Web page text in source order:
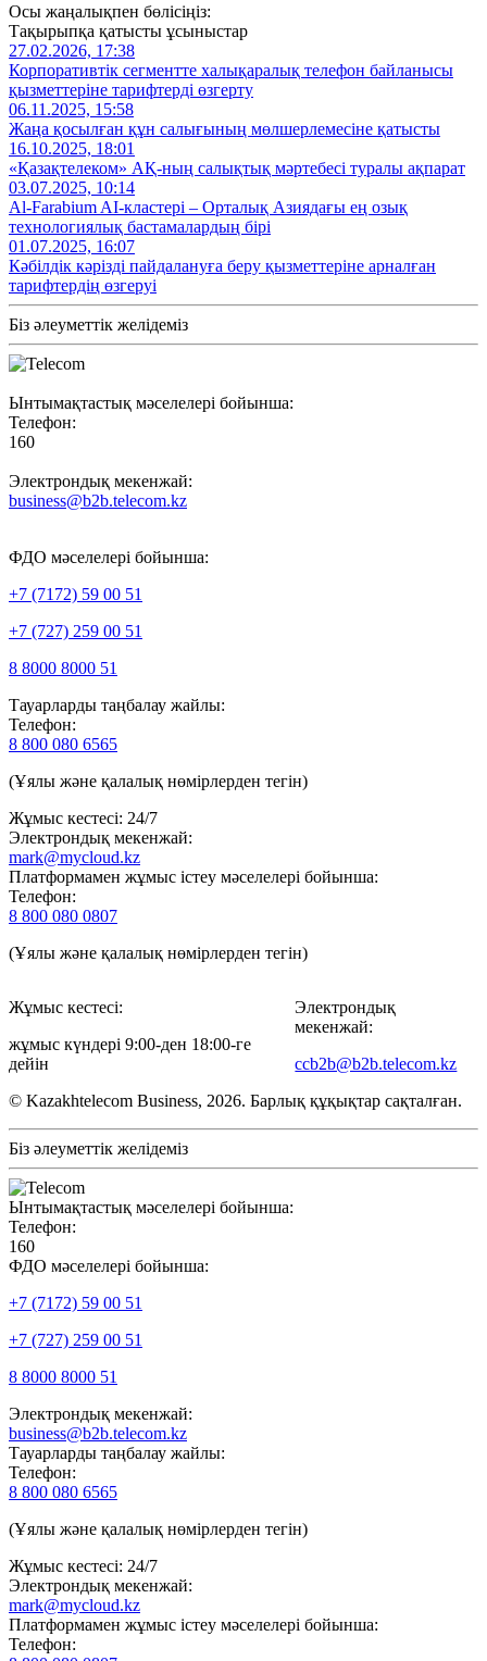
Осы жаңалықпен бөлісіңіз:
Тақырыпқа қатысты ұсыныстар
27.02.2026, 17:38
Корпоративтік сегментте халықаралық телефон байланысы
қызметтеріне тарифтерді өзгерту
06.11.2025, 15:58
Жаңа қосылған құн салығының мөлшерлемесіне қатысты
16.10.2025, 18:01
«Қазақтелеком» АҚ-ның салықтық мәртебесі туралы ақпарат
03.07.2025, 10:14
Al‑Farabium AI‑кластері – Орталық Азиядағы ең озық
технологиялық бастамалардың бірі
01.07.2025, 16:07
Кәбілдік кәрізді пайдалануға беру қызметтеріне арналған
тарифтердің өзгеруі
Біз әлеуметтік желідеміз
Ынтымақтастық мәселелері бойынша:
Телефон:
160
Электрондық мекенжай:
business@b2b.telecom.kz
ФДО мәселелері бойынша:
+7 (7172) 59 00 51
+7 (727) 259 00 51
8 8000 8000 51
Тауарларды таңбалау жайлы:
Телефон:
8 800 080 6565
(Ұялы және қалалық нөмірлерден тегін)
Жұмыс кестесі: 24/7
Электрондық мекенжай:
mark@mycloud.kz
Платформамен жұмыс істеу мәселелері бойынша:
Телефон:
8 800 080 0807
(Ұялы және қалалық нөмірлерден тегін)
Жұмыс кестесі:
жұмыс күндері 9:00-ден 18:00-ге
дейін
Электрондық
мекенжай:
ccb2b@b2b.telecom.kz
© Kazakhtelecom Business, 2026. Барлық құқықтар сақталған.
Біз әлеуметтік желідеміз
Ынтымақтастық мәселелері бойынша:
Телефон:
160
ФДО мәселелері бойынша:
+7 (7172) 59 00 51
+7 (727) 259 00 51
8 8000 8000 51
Электрондық мекенжай:
business@b2b.telecom.kz
Тауарларды таңбалау жайлы:
Телефон:
8 800 080 6565
(Ұялы және қалалық нөмірлерден тегін)
Жұмыс кестесі: 24/7
Электрондық мекенжай:
mark@mycloud.kz
Платформамен жұмыс істеу мәселелері бойынша:
Телефон: